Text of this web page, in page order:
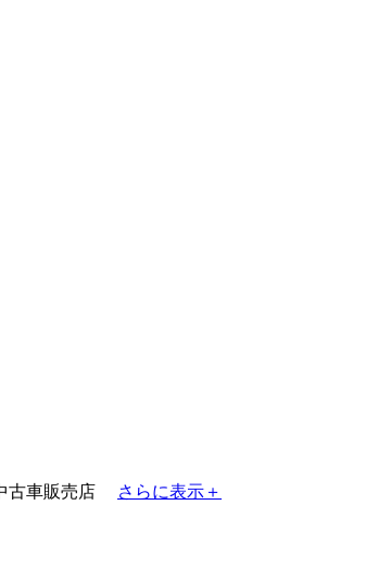
古車販売店 さらに表示＋